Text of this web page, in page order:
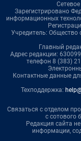
Зарегистрировано
информационных
Учредитель: Общество
Главный
Адрес редакции:
телефон 8 (383)
Контактные данные
Техподдержка:
Связаться с отделом
с сотового
Редакция сайта
информации,